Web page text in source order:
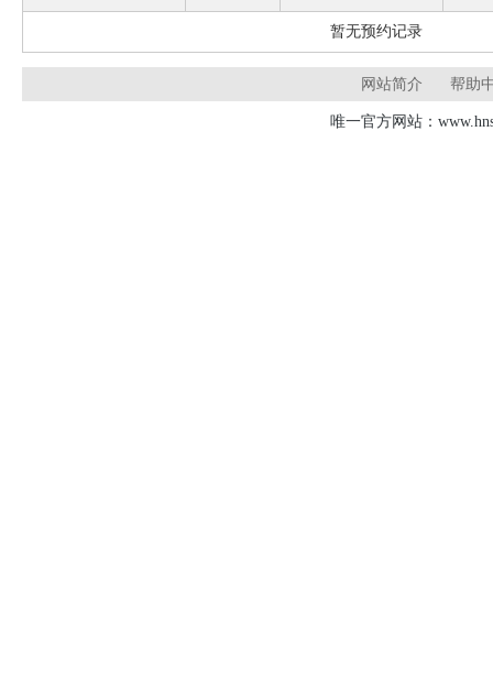
暂无预约记录
网站简介 帮助
唯一官方网站：